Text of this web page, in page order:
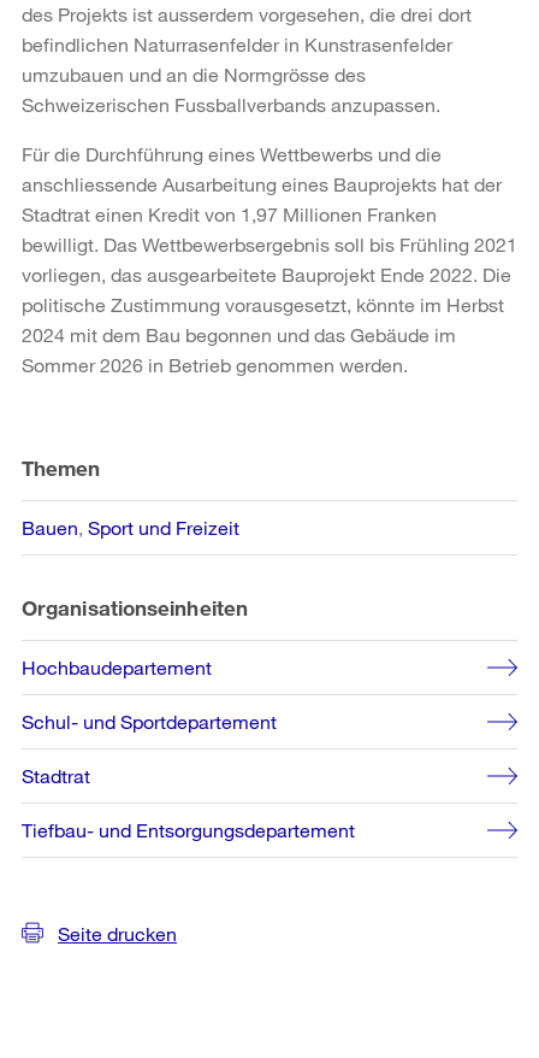
des Projekts ist ausserdem vorgesehen, die drei dort
befindlichen Naturrasenfelder in Kunstrasenfelder
umzubauen und an die Normgrösse des
Schweizerischen Fussballverbands anzupassen.
Für die Durchführung eines Wettbewerbs und die
anschliessende Ausarbeitung eines Bauprojekts hat der
Stadtrat einen Kredit von 1,97 Millionen Franken
bewilligt. Das Wettbewerbsergebnis soll bis Frühling 2021
vorliegen, das ausgearbeitete Bauprojekt Ende 2022. Die
politische Zustimmung vorausgesetzt, könnte im Herbst
2024 mit dem Bau begonnen und das Gebäude im
Sommer 2026 in Betrieb genommen werden.
Informationen
Themen
Bauen Sport und Freizeit
Organisationseinheiten
Hochbaudepartement
Schul- und Sportdepartement
Stadtrat
Tiefbau- und Entsorgungsdepartement
Seite drucken